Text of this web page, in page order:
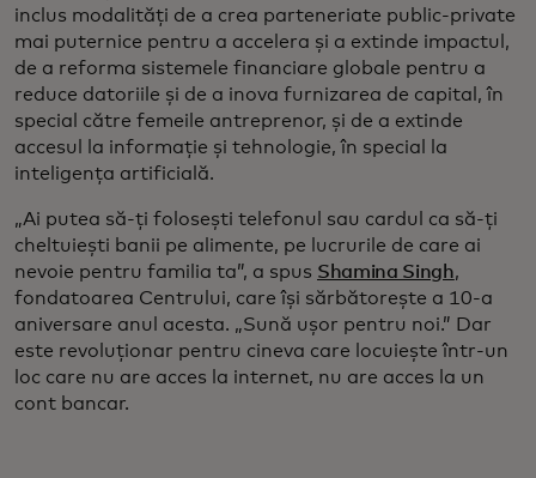
inclus modalități de a crea parteneriate public-private
mai puternice pentru a accelera și a extinde impactul,
de a reforma sistemele financiare globale pentru a
reduce datoriile și de a inova furnizarea de capital, în
special către femeile antreprenor, și de a extinde
accesul la informație și tehnologie, în special la
inteligența artificială.
„Ai putea să-ți folosești telefonul sau cardul ca să-ți
cheltuiești banii pe alimente, pe lucrurile de care ai
nevoie pentru familia ta”, a spus Shamina Singh,
fondatoarea Centrului, care își sărbătorește a 10-a
aniversare anul acesta. „Sună ușor pentru noi.” Dar
este revoluționar pentru cineva care locuiește într-un
loc care nu are acces la internet, nu are acces la un
cont bancar.